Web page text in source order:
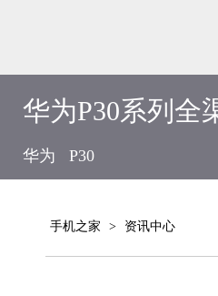
华为P30系列全
华为 P30
手机之家 > 资讯中心